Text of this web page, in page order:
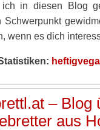
ich in diesen Blog
Schwerpunkt
wenn es dich
– Blog
aus